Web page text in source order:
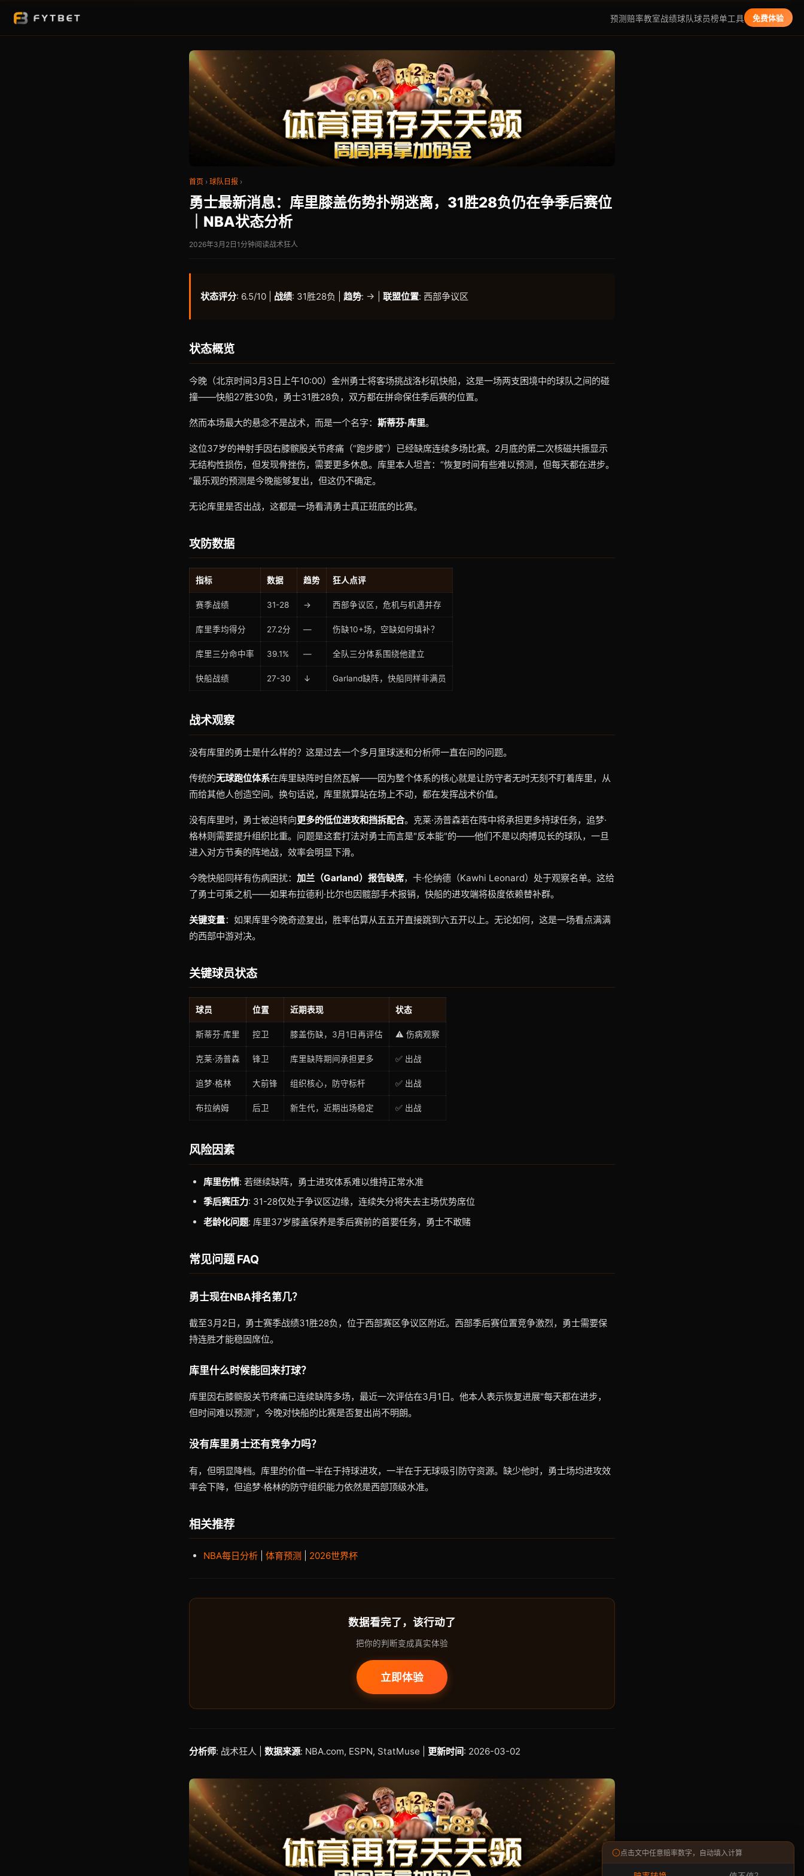
预测赔率教室战绩球队球员榜单工具 免费体验
首页 › 球队日报 ›
勇士最新消息：库里膝盖伤势扑朔迷离，31胜28负仍在争季后赛位
｜NBA状态分析
2026年3月2日 1分钟阅读战术狂人
状态评分: 6.5/10 | 战绩: 31胜28负 | 趋势: → | 联盟位置: 西部争议区
状态概览
今晚（北京时间3月3日上午10:00）金州勇士将客场挑战洛杉矶快船，这是一场两支困境中的球队之间的碰
撞——快船27胜30负，勇士31胜28负，双方都在拼命保住季后赛的位置。
然而本场最大的悬念不是战术，而是一个名字： 斯蒂芬·库里。
这位37岁的神射手因右膝髌股关节疼痛（“跑步膝”）已经缺席连续多场比赛。2月底的第二次核磁共振显示
无结构性损伤，但发现骨挫伤，需要更多休息。库里本人坦言：“恢复时间有些难以预测，但每天都在进步。
“最乐观的预测是今晚能够复出，但这仍不确定。
无论库里是否出战，这都是一场看清勇士真正班底的比赛。
攻防数据
指标 数据 趋势 狂人点评
赛季战绩 31-28 → 西部争议区，危机与机遇并存
库里季均得分 27.2分 — 伤缺10+场，空缺如何填补？
库里三分命中率 39.1% — 全队三分体系围绕他建立
快船战绩 27-30 ↓ Garland缺阵，快船同样非满员
战术观察
没有库里的勇士是什么样的？这是过去一个多月里球迷和分析师一直在问的问题。
传统的无球跑位体系在库里缺阵时自然瓦解——因为整个体系的核心就是让防守者无时无刻不盯着库里，从
而给其他人创造空间。换句话说，库里就算站在场上不动，都在发挥战术价值。
没有库里时，勇士被迫转向更多的低位进攻和挡拆配合。克莱·汤普森若在阵中将承担更多持球任务，追梦·
格林则需要提升组织比重。问题是这套打法对勇士而言是"反本能"的——他们不是以肉搏见长的球队，一旦
进入对方节奏的阵地战，效率会明显下滑。
今晚快船同样有伤病困扰： 加兰（Garland）报告缺席，卡·伦纳德（Kawhi Leonard）处于观察名单。这给
了勇士可乘之机——如果布拉德利·比尔也因髋部手术报销，快船的进攻端将极度依赖替补群。
关键变量：如果库里今晚奇迹复出，胜率估算从五五开直接跳到六五开以上。无论如何，这是一场看点满满
的西部中游对决。
关键球员状态
球员 位置 近期表现 状态
斯蒂芬·库里 控卫 膝盖伤缺，3月1日再评估 ⚠️ 伤病观察
克莱·汤普森 锋卫 库里缺阵期间承担更多 ✅ 出战
追梦·格林 大前锋 组织核心，防守标杆 ✅ 出战
布拉纳姆 后卫 新生代，近期出场稳定 ✅ 出战
风险因素
库里伤情: 若继续缺阵，勇士进攻体系难以维持正常水准
季后赛压力: 31-28仅处于争议区边缘，连续失分将失去主场优势席位
老龄化问题: 库里37岁膝盖保养是季后赛前的首要任务，勇士不敢赌
常见问题 FAQ
勇士现在NBA排名第几？
截至3月2日，勇士赛季战绩31胜28负，位于西部赛区争议区附近。西部季后赛位置竞争激烈，勇士需要保
持连胜才能稳固席位。
库里什么时候能回来打球？
库里因右膝髌股关节疼痛已连续缺阵多场，最近一次评估在3月1日。他本人表示恢复进展"每天都在进步，
但时间难以预测”，今晚对快船的比赛是否复出尚不明朗。
没有库里勇士还有竞争力吗？
有，但明显降档。库里的价值一半在于持球进攻，一半在于无球吸引防守资源。缺少他时，勇士场均进攻效
率会下降，但追梦·格林的防守组织能力依然是西部顶级水准。
相关推荐
NBA每日分析 体育预测 2026世界杯
数据看完了，该行动了
把你的判断变成真实体验
立即体验
分析师: 战术狂人 | 数据来源: NBA.com, ESPN, StatMuse | 更新时间: 2026-03-02
点击文中任意赔率数字，自动填入计算